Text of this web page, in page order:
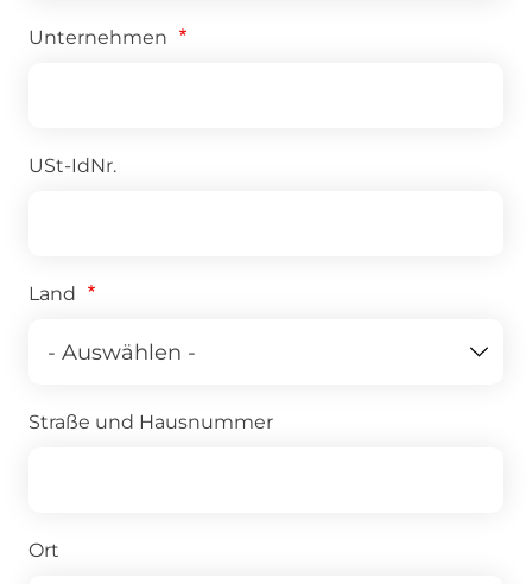
Unternehmen
USt-IdNr.
Land
Straße und Hausnummer
Ort